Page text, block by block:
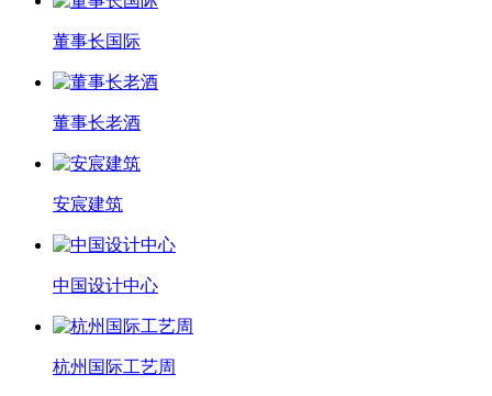
董事长国际
董事长老酒
安宸建筑
中国设计中心
杭州国际工艺周